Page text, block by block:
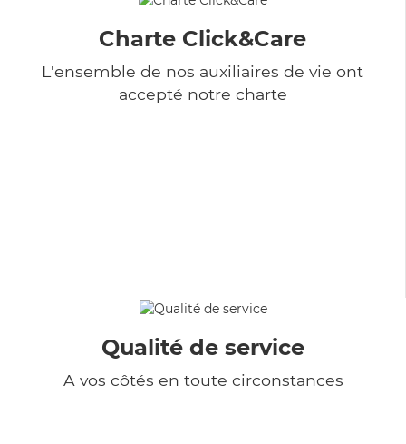
Charte Click&Care
L'ensemble de nos auxiliaires de vie ont
accepté notre charte
Qualité de service
A vos côtés en toute circonstances